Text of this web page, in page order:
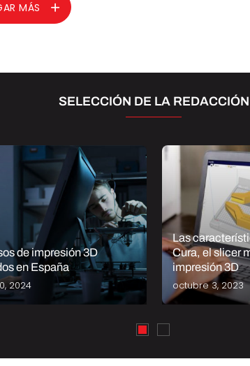
MÁS
SELECCIÓN DE LA REDACCIÓN
de impresión 3D
en España
2024
Las
Cura, el slicer
impresión 3D
octubre 3, 2023